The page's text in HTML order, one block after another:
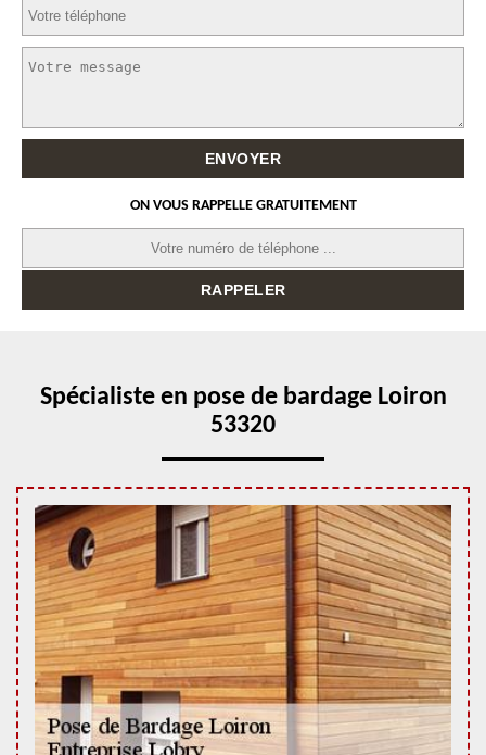
ON VOUS RAPPELLE GRATUITEMENT
Spécialiste en pose de bardage Loiron
53320